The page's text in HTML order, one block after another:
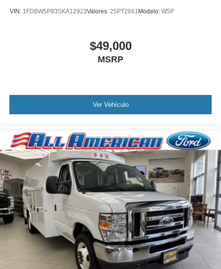
VIN: 1FDBW5P83SKA12923Valores: 25PT2661 Modelo: W5P
$49,000
MSRP
Ver Vehículo